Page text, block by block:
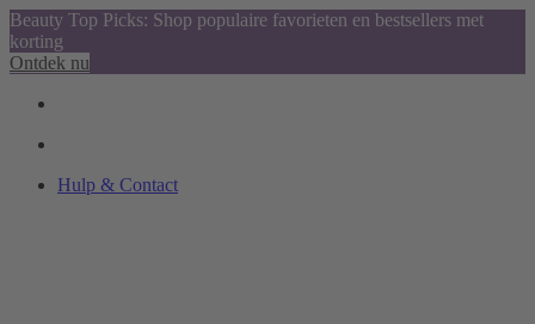
Beauty Top Picks: Shop populaire favorieten en bestsellers met
korting
Ontdek nu
Hulp & Contact